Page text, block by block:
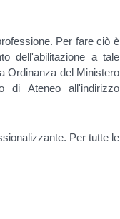
Per fare ciò è
dell'abilitazione a tale
Ordinanza del Ministero
di Ateneo all'indirizzo
Per tutte le